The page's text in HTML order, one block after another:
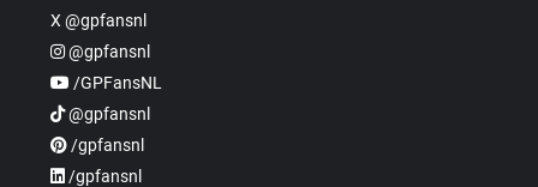
X @gpfansnl
@gpfansnl
/GPFansNL
@gpfansnl
/gpfansnl
/gpfansnl